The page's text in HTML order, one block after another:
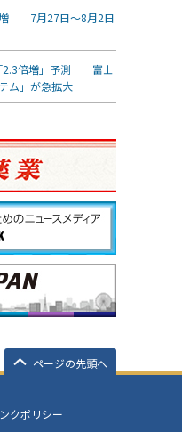
増 7月27日～8月2日
2.3倍増」予測 富士
ム」が急拡大
ページの先頭へ
クポリシー